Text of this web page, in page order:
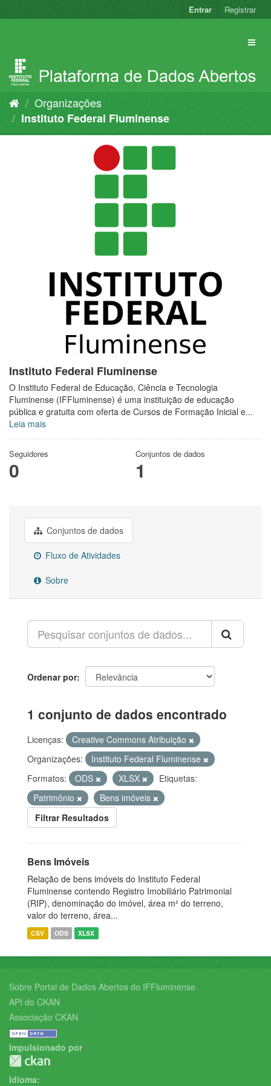
para
Entrar Registrar
Organizações
Instituto Federal Fluminense
Instituto Federal Fluminense
O Instituto Federal de Educação, Ciência e Tecnologia
Fluminense (IFFluminense) é uma instituição de educação
pública e gratuita com oferta de Cursos de Formação Inicial e...
Leia mais
Seguidores
0
Conjuntos de dados
1
Conjuntos de dados
Fluxo de Atividades
Sobre
Ordenar por
1 conjunto de dados encontrado
Licenças:
Creative Commons Atribuição
Organizações:
Instituto Federal Fluminense
Formatos:
ODS XLSX
Etiquetas:
Patrimônio
Bens imóveis
Filtrar Resultados
Bens Imóveis
Relação de bens imóveis do Instituto Federal
Fluminense contendo Registro Imobiliário Patrimonial
(RIP), denominação do imóvel, área m² do terreno,
valor do terreno, área...
CSV ODS XLSX
Sobre Portal de Dados Abertos do IFFluminense
API do CKAN
Associação CKAN
Impulsionado por
Idioma